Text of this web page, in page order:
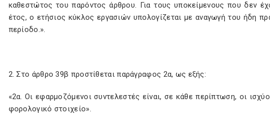
καθεστώτος του παρόντος άρθρου. Για τους υποκείμενους που δεν
έτος, ο ετήσιος κύκλος εργασιών υπολογίζεται με αναγωγή του ήδη
περίοδο.».
2. Στο άρθρο 39β προστίθεται παράγραφος 2α, ως εξής:
«2α. Οι εφαρμοζόμενοι συντελεστές είναι, σε κάθε περίπτωση, οι
φορολογικό στοιχείο».